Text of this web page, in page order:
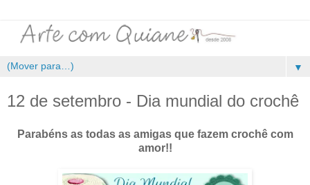
▼
12 de setembro - Dia mundial do crochê
Parabéns as todas as amigas que fazem crochê com
amor!!